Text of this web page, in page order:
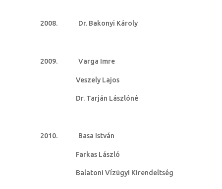
Dr. Bakonyi Károly
Varga Imre
Veszely Lajos
Dr. Tarján Lászlóné
Basa István
Farkas László
Balatoni Vízügyi Kirendeltség